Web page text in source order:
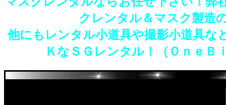
クレンタル＆マスク製造
他にもレンタル小道具や撮影小道具な
ＫなＳＧレンタル！（ＯｎｅＢ